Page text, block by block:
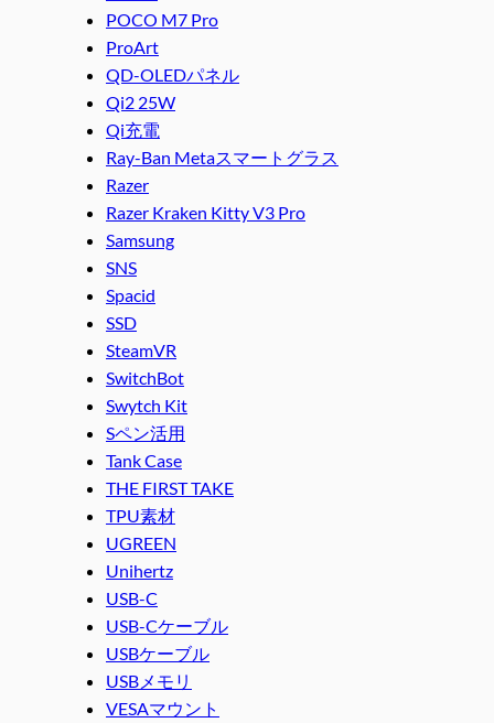
POCO M7 Pro
ProArt
QD-OLEDパネル
Qi2 25W
Qi充電
Ray-Ban Metaスマートグラス
Razer
Razer Kraken Kitty V3 Pro
Samsung
SNS
Spacid
SSD
SteamVR
SwitchBot
Swytch Kit
Sペン活用
Tank Case
THE FIRST TAKE
TPU素材
UGREEN
Unihertz
USB-C
USB-Cケーブル
USBケーブル
USBメモリ
VESAマウント